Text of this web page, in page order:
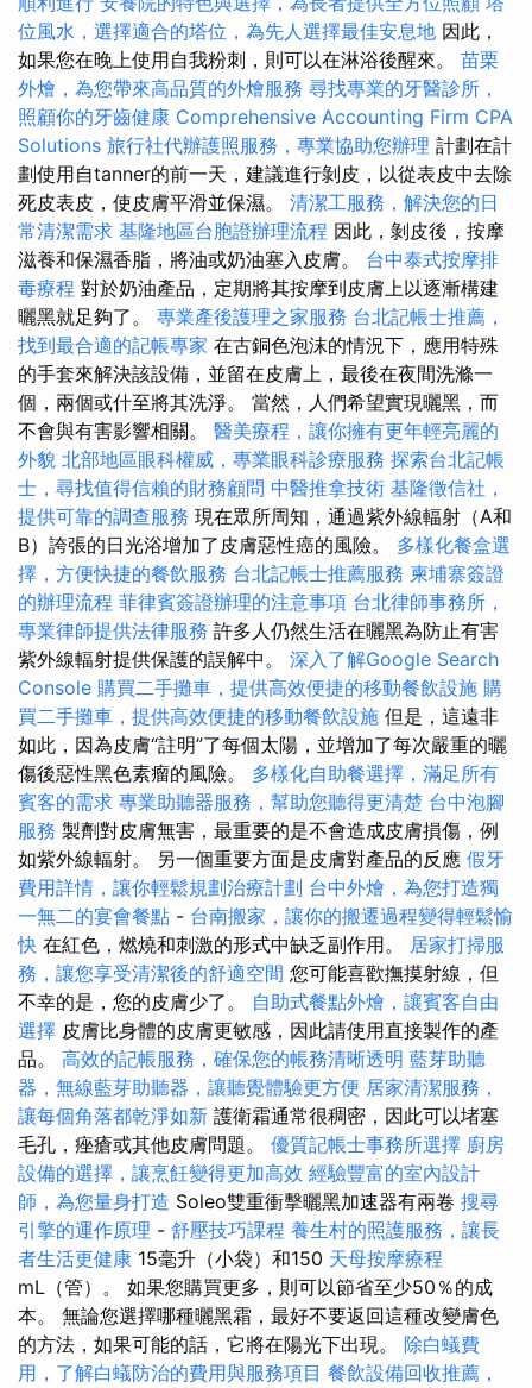
位風水，選擇適合的塔位，為先人選擇最佳安息地 因此，
如果您在晚上使用自我粉刺，則可以在淋浴後醒來。 苗栗
外燴，為您帶來高品質的外燴服務 尋找專業的牙醫診所，
照顧你的牙齒健康 Comprehensive Accounting Firm CPA
Solutions 旅行社代辦護照服務，專業協助您辦理 計劃在計
劃使用自tanner的前一天，建議進行剝皮，以從表皮中去除
死皮表皮，使皮膚平滑並保濕。 清潔工服務，解決您的日
常清潔需求 基隆地區台胞證辦理流程 因此，剝皮後，按摩
滋養和保濕香脂，將油或奶油塞入皮膚。 台中泰式按摩排
毒療程 對於奶油產品，定期將其按摩到皮膚上以逐漸構建
曬黑就足夠了。 專業產後護理之家服務 台北記帳士推薦，
找到最合適的記帳專家 在古銅色泡沫的情況下，應用特殊
的手套來解決該設備，並留在皮膚上，最後在夜間洗滌一
個，兩個或什至將其洗淨。 當然，人們希望實現曬黑，而
不會與有害影響相關。 醫美療程，讓你擁有更年輕亮麗的
外貌 北部地區眼科權威，專業眼科診療服務 探索台北記帳
士，尋找值得信賴的財務顧問 中醫推拿技術 基隆徵信社，
提供可靠的調查服務 現在眾所周知，通過紫外線輻射（A和
B）誇張的日光浴增加了皮膚惡性癌的風險。 多樣化餐盒選
擇，方便快捷的餐飲服務 台北記帳士推薦服務 柬埔寨簽證
的辦理流程 菲律賓簽證辦理的注意事項 台北律師事務所，
專業律師提供法律服務 許多人仍然生活在曬黑為防止有害
紫外線輻射提供保護的誤解中。 深入了解Google Search
Console 購買二手攤車，提供高效便捷的移動餐飲設施 購
買二手攤車，提供高效便捷的移動餐飲設施 但是，這遠非
如此，因為皮膚“註明”了每個太陽，並增加了每次嚴重的曬
傷後惡性黑色素瘤的風險。 多樣化自助餐選擇，滿足所有
賓客的需求 專業助聽器服務，幫助您聽得更清楚 台中泡腳
服務 製劑對皮膚無害，最重要的是不會造成皮膚損傷，例
如紫外線輻射。 另一個重要方面是皮膚對產品的反應 假牙
費用詳情，讓你輕鬆規劃治療計劃 台中外燴，為您打造獨
一無二的宴會餐點 - 台南搬家，讓你的搬遷過程變得輕鬆愉
快 在紅色，燃燒和刺激的形式中缺乏副作用。 居家打掃服
務，讓您享受清潔後的舒適空間 您可能喜歡撫摸射線，但
不幸的是，您的皮膚少了。 自助式餐點外燴，讓賓客自由
選擇 皮膚比身體的皮膚更敏感，因此請使用直接製作的產
品。 高效的記帳服務，確保您的帳務清晰透明 藍芽助聽
器，無線藍芽助聽器，讓聽覺體驗更方便 居家清潔服務，
讓每個角落都乾淨如新 護衛霜通常很稠密，因此可以堵塞
毛孔，痤瘡或其他皮膚問題。 優質記帳士事務所選擇 廚房
設備的選擇，讓烹飪變得更加高效 經驗豐富的室內設計
師，為您量身打造 Soleo雙重衝擊曬黑加速器有兩卷 搜尋
引擎的運作原理 - 舒壓技巧課程 養生村的照護服務，讓長
者生活更健康 15毫升（小袋）和150 天母按摩療程
mL（管）。 如果您購買更多，則可以節省至少50％的成
本。 無論您選擇哪種曬黑霜，最好不要返回這種改變膚色
的方法，如果可能的話，它將在陽光下出現。 除白蟻費
用，了解白蟻防治的費用與服務項目 餐飲設備回收推薦，